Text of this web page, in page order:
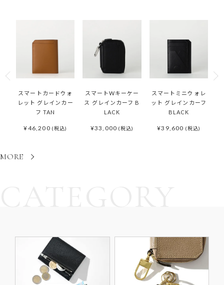
スマートカードウォ
レット グレインカー
フ TAN
¥46,200 (税込)
スマートWキーケー
ス グレインカーフ B
LACK
¥33,000 (税込)
スマートミニウォレ
ット グレインカーフ
BLACK
¥39,600 (税込)
MORE